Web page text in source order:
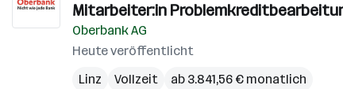
Mitarbeiter:in
Oberbank AG
Heute veröffentlicht
Linz
Vollzeit ab 3.841,56 € monatlich